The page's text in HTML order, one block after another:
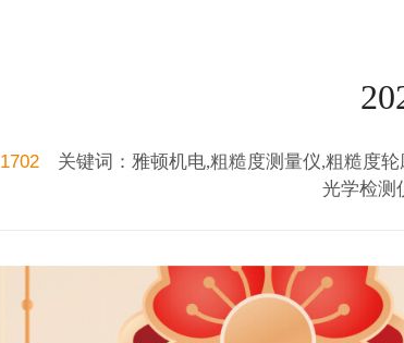
1702关键词：雅顿机电,粗糙度测量仪,粗糙度轮
光学检